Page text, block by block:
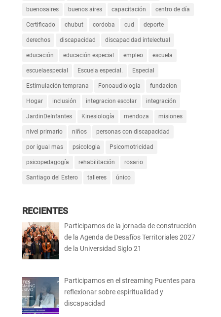
buenosaires buenos aires capacitación centro de día
Certificado chubut cordoba cud deporte
derechos discapacidad discapacidad intelectual
educación educación especial empleo escuela
escuelaespecial Escuela especial. Especial
Estimulación temprana Fonoaudiología fundacion
Hogar inclusión integracion escolar integración
JardinDeInfantes Kinesiología mendoza misiones
nivel primario niños personas con discapacidad
por igual mas psicologia Psicomotricidad
psicopedagogía rehabilitación rosario
Santiago del Estero talleres único
RECIENTES
Participamos de la jornada de construcción
de la Agenda de Desafíos Territoriales 2027
de la Universidad Siglo 21
Participamos en el streaming Puentes para
reflexionar sobre espiritualidad y
discapacidad